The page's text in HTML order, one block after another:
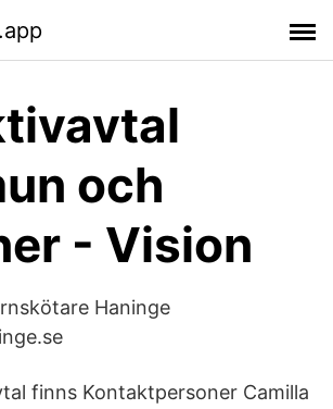
och
- Vision
Haninge
finns Kontaktpersoner Camilla